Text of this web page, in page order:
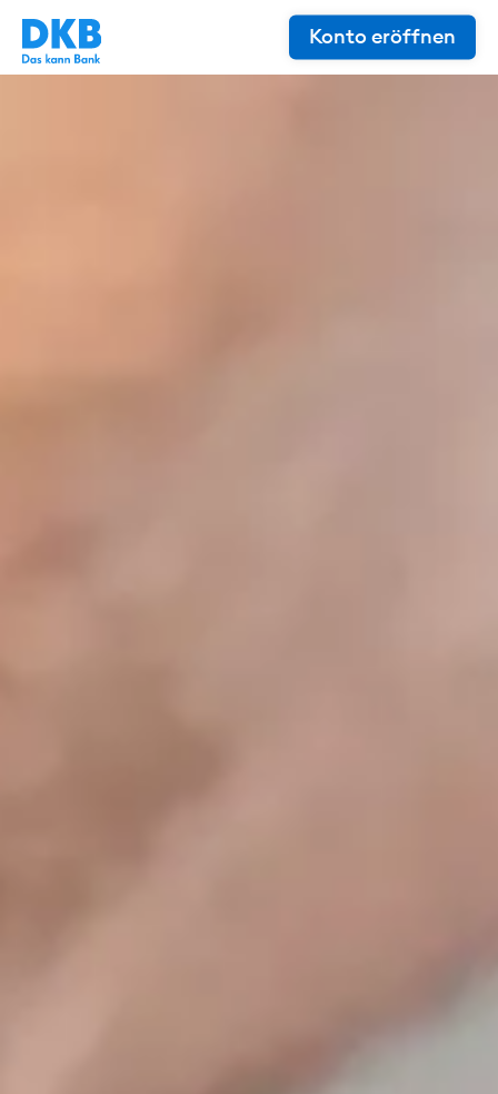
Konto eröffnen